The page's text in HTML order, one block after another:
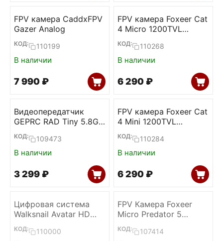
FPV камера CaddxFPV
Gazer Analog
КОД: 110199
В наличии
7 990 ₽
FPV камера Foxeer Cat
4 Micro 1200TVL
StarLight
КОД: 110268
В наличии
6 290 ₽
Видеопередатчик
GEPRC RAD Tiny 5.8G
400mW
КОД: 109473
В наличии
3 299 ₽
FPV камера Foxeer Cat
4 Mini 1200TVL
StarLight
КОД: 110284
В наличии
6 290 ₽
Цифровая система
Walksnail Avatar HD
Nano Kit V3
КОД: 110000
FPV Камера Foxeer
Micro Predator 5
(Красный) (Full Case)
КОД: 107414